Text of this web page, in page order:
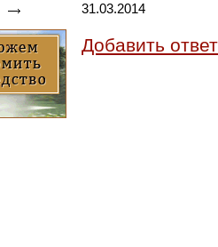
31.03.2014
Добавить ответ